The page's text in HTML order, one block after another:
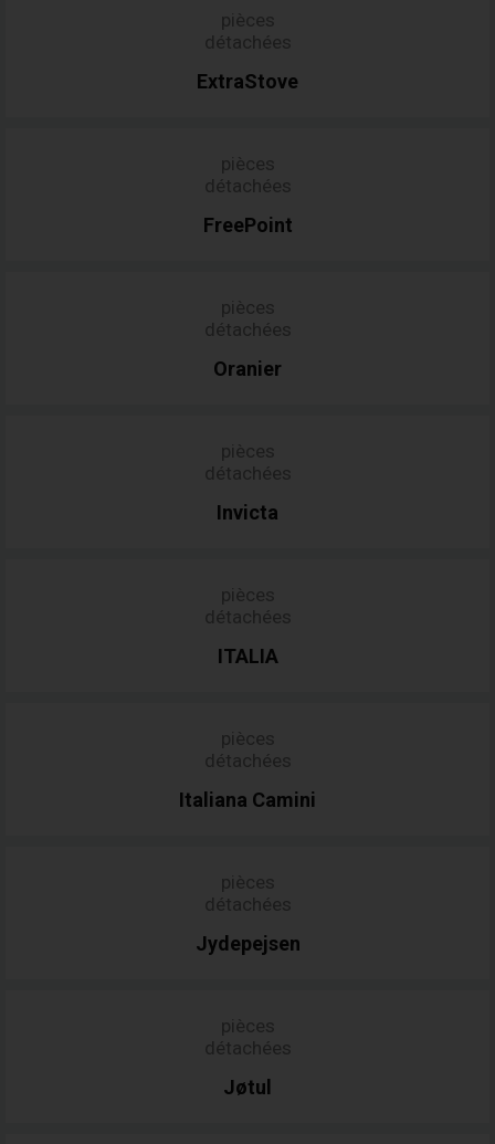
pièces
détachées
ExtraStove
pièces
détachées
FreePoint
pièces
détachées
Oranier
pièces
détachées
Invicta
pièces
détachées
ITALIA
pièces
détachées
Italiana Camini
pièces
détachées
Jydepejsen
pièces
détachées
Jøtul